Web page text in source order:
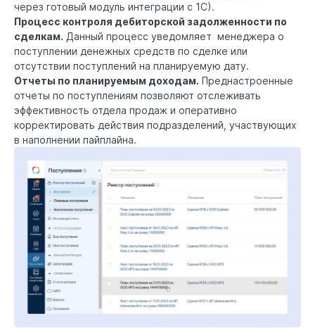
через готовый модуль интеграции с 1С).
Процесс контроля дебиторской задолженности по
сделкам. Данный процесс уведомляет менеджера о
поступлении денежных средств по сделке или
отсутствии поступлений на планируемую дату.
Отчеты по планируемым доходам. Преднастроенные
отчеты по поступлениям позволяют отслеживать
эффективность отдела продаж и оперативно
корректировать действия подразделений, участвующих
в наполнении пайплайна.